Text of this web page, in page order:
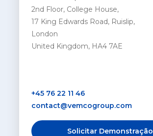
2nd Floor, College House,
17 King Edwards Road, Ruislip,
London
United Kingdom, HA4 7AE
+45 76 22 11 46
contact@vemcogroup.com
Solicitar Demonstração